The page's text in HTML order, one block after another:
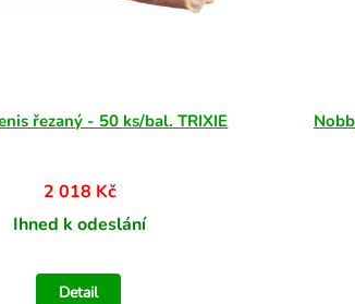
řezaný - 50 ks/bal. TRIXIE
2 018 Kč
Ihned k odeslání
Detail